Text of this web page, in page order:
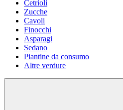
Cetrioli
Zucche
Cavoli
Finocchi
Asparagi
Sedano
Piantine da consumo
Altre verdure